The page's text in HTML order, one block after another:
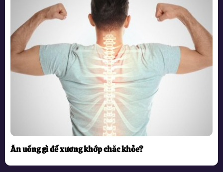
Ăn uống gì để xương khớp chắc khỏe?